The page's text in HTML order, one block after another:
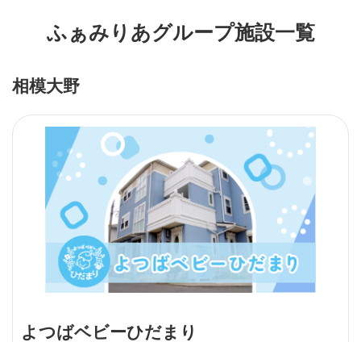
ふぁみりあグループ施設一覧
相模大野
よつばベビーひだまり